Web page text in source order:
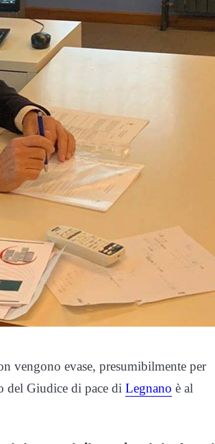
vengono evase, presumibilmente per
del Giudice di pace di Legnano è al